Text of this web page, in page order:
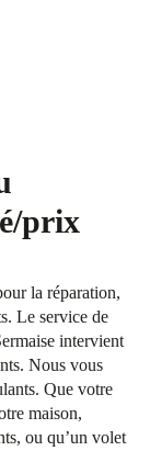
prix
la réparation,
Le service de
intervient
Nous vous
Que votre
maison,
ou qu’un volet